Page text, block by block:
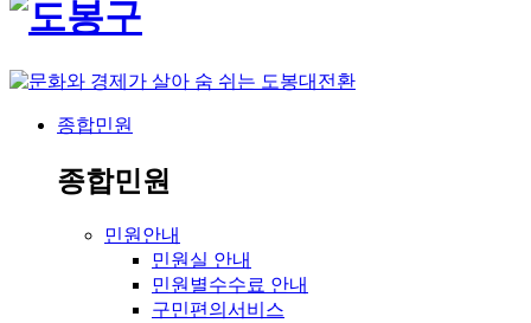
종합민원
종합민원
민원안내
민원실 안내
민원별수수료 안내
구민편의서비스